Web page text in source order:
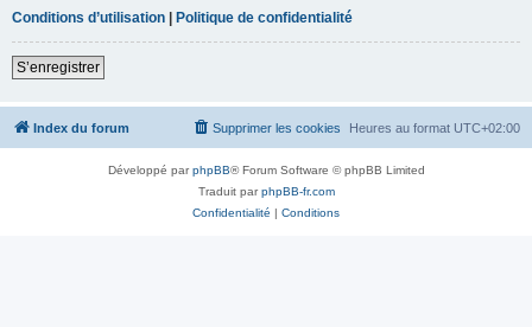
Conditions d’utilisation
Politique de confidentialité
S’enregistrer
Index du forum Heures au format UTC+02:00
Supprimer les cookies
Développé parphpBB® Forum Software © phpBB Limited
Traduit parphpBB-fr.com
Confidentialité | Conditions